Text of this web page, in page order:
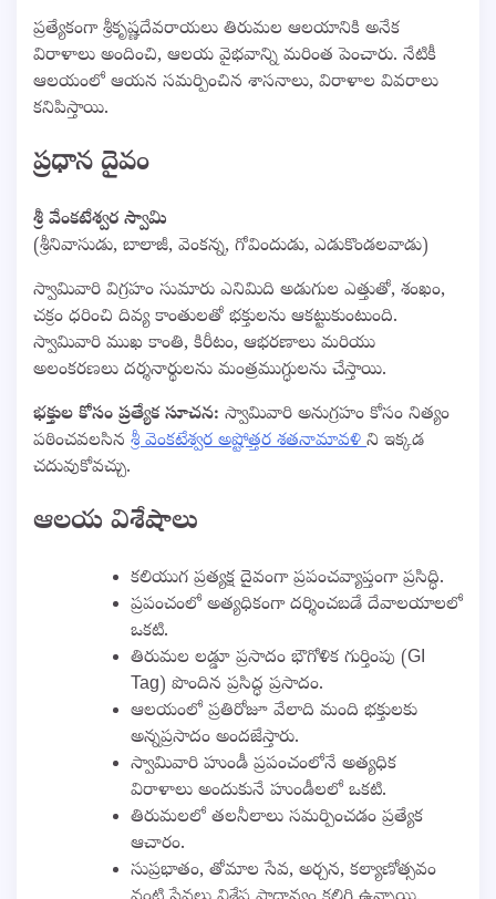
ప్రత్యేకంగా శ్రీకృష్ణదేవరాయలు తిరుమల ఆలయానికి అనేక
విరాళాలు అందించి, ఆలయ వైభవాన్ని మరింత పెంచారు. నేటికీ
ఆలయంలో ఆయన సమర్పించిన శాసనాలు, విరాళాల వివరాలు
కనిపిస్తాయి.
ప్రధాన దైవం
శ్రీ వేంకటేశ్వర స్వామి
(శ్రీనివాసుడు, బాలాజీ, వెంకన్న, గోవిందుడు, ఎడుకొండలవాడు)
స్వామివారి విగ్రహం సుమారు ఎనిమిది అడుగుల ఎత్తుతో, శంఖం,
చక్రం ధరించి దివ్య కాంతులతో భక్తులను ఆకట్టుకుంటుంది.
స్వామివారి ముఖ కాంతి, కిరీటం, ఆభరణాలు మరియు
అలంకరణలు దర్శనార్థులను మంత్రముగ్ధులను చేస్తాయి.
భక్తుల కోసం ప్రత్యేక సూచన: స్వామివారి అనుగ్రహం కోసం నిత్యం
పఠించవలసిన శ్రీ వెంకటేశ్వర అష్టోత్తర శతనామావళి ని ఇక్కడ
చదువుకోవచ్చు.
ఆలయ విశేషాలు
కలియుగ ప్రత్యక్ష దైవంగా ప్రపంచవ్యాప్తంగా ప్రసిద్ధి.
ప్రపంచంలో అత్యధికంగా దర్శించబడే దేవాలయాలలో
ఒకటి.
తిరుమల లడ్డూ ప్రసాదం భౌగోళిక గుర్తింపు (GI
Tag) పొందిన ప్రసిద్ధ ప్రసాదం.
ఆలయంలో ప్రతిరోజూ వేలాది మంది భక్తులకు
అన్నప్రసాదం అందజేస్తారు.
స్వామివారి హుండీ ప్రపంచంలోనే అత్యధిక
విరాళాలు అందుకునే హుండీలలో ఒకటి.
తిరుమలలో తలనీలాలు సమర్పించడం ప్రత్యేక
ఆచారం.
సుప్రభాతం, తోమాల సేవ, అర్చన, కల్యాణోత్సవం